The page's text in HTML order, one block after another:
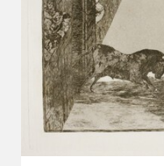
PUBLICACIONES
TIENDA
TIENDA ONLINE
EDUCA